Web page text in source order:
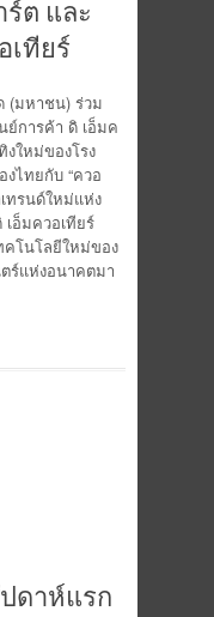
ต และ
เทียร์
(มหาชน) ร่วม
ย์การค้า ดิ เอ็มค
งใหม่ของโรง
ไทยกับ “ควอ
ทรนด์ใหม่แห่ง
อ็มควอเทียร์
คโนโลยีใหม่ของ
ร์แห่งอนาคตมา
ดาห์แรก